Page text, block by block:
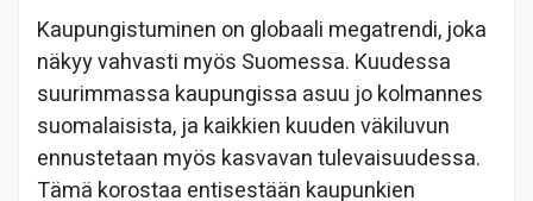
Kaupungistuminen on globaali megatrendi, joka
näkyy vahvasti myös Suomessa. Kuudessa
suurimmassa kaupungissa asuu jo kolmannes
suomalaisista, ja kaikkien kuuden väkiluvun
ennustetaan myös kasvavan tulevaisuudessa.
Tämä korostaa entisestään kaupunkien